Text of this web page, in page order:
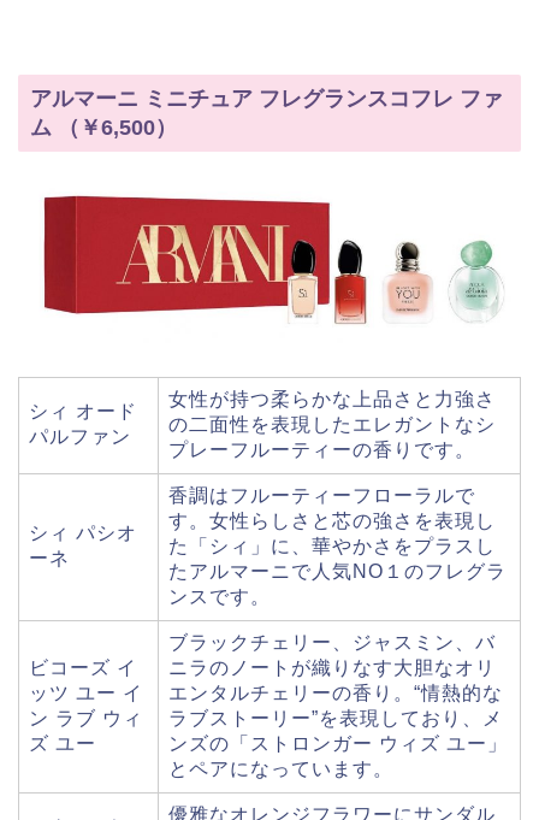
アルマーニ ミニチュア フレグランスコフレ ファ
ム （￥6,500）
シィ オード
パルファン
女性が持つ柔らかな上品さと力強さ
の二面性を表現したエレガントなシ
プレーフルーティーの香りです。
シィ パシオ
ーネ
香調はフルーティーフローラルで
す。女性らしさと芯の強さを表現し
た「シィ」に、華やかさをプラスし
たアルマーニで人気NO１のフレグラ
ンスです。
ビコーズ イ
ッツ ユー イ
ン ラブ ウィ
ズ ユー
ブラックチェリー、ジャスミン、バ
ニラのノートが織りなす大胆なオリ
エンタルチェリーの香り。“情熱的な
ラブストーリー”を表現しており、メ
ンズの「ストロンガー ウィズ ユー」
とペアになっています。
優雅なオレンジフラワーにサンダル